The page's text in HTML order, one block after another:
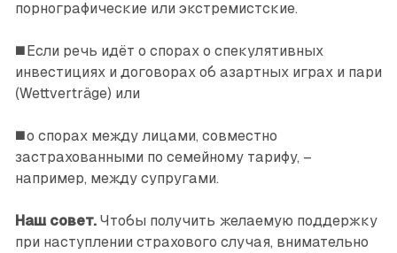
порнографические или экстремистские.
◼️ Если речь идёт о спорах о спекулятивных
инвестициях и договорах об азартных играх и пари
(Wettverträge) или
◼️ о спорах между лицами, совместно
застрахованными по семейному тарифу, –
например, между супругами.
Наш совет. Чтобы получить желаемую поддержку
при наступлении страхового случая, внимательно